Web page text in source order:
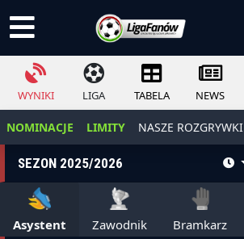
WYNIKI LIGA TABELA NEWS
NOMINACJE LIMITY NASZE ROZGRYWKI
SEZON 2025/2026
Asystent Zawodnik Bramkarz